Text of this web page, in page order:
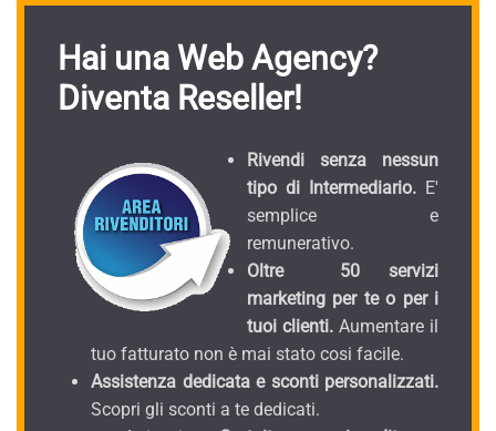
Hai una Web Agency?
Diventa Reseller!
Rivendi senza nessun
tipo di Intermediario. E'
semplice e
remunerativo.
Oltre 50 servizi
marketing per te o per i
tuoi clienti. Aumentare il
tuo fatturato non è mai stato cosi facile.
Assistenza dedicata e sconti personalizzati.
Scopri gli sconti a te dedicati.